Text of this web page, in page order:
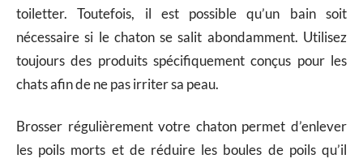
toiletter. Toutefois, il est possible qu’un bain soit
nécessaire si le chaton se salit abondamment. Utilisez
toujours des produits spécifiquement conçus pour les
chats afin de ne pas irriter sa peau.
Brosser régulièrement votre chaton permet d’enlever
les poils morts et de réduire les boules de poils qu’il